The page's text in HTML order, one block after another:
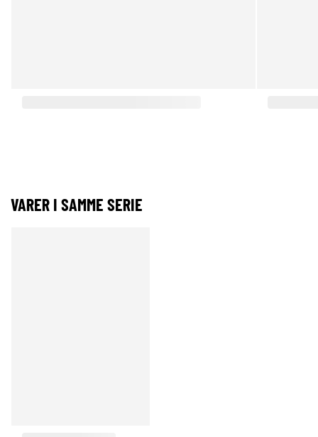
VARER I SAMME SERIE